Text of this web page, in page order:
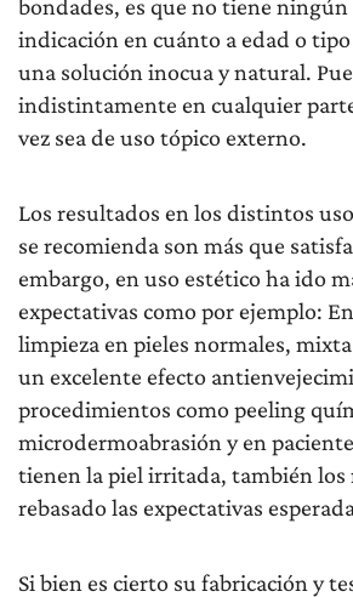
bondades, es que no tiene
indicación en cuánto a edad o tipo
una solución inocua y natural.
indistintamente en cualquier
vez sea de uso tópico externo.
Los resultados en los distintos
se recomienda son más que
embargo, en uso estético ha ido
expectativas como por ejemplo:
limpieza en pieles normales,
un excelente efecto
procedimientos como peeling
microdermoabrasión y en
tienen la piel irritada, también los
rebasado las expectativas
Si bien es cierto su fabricación y